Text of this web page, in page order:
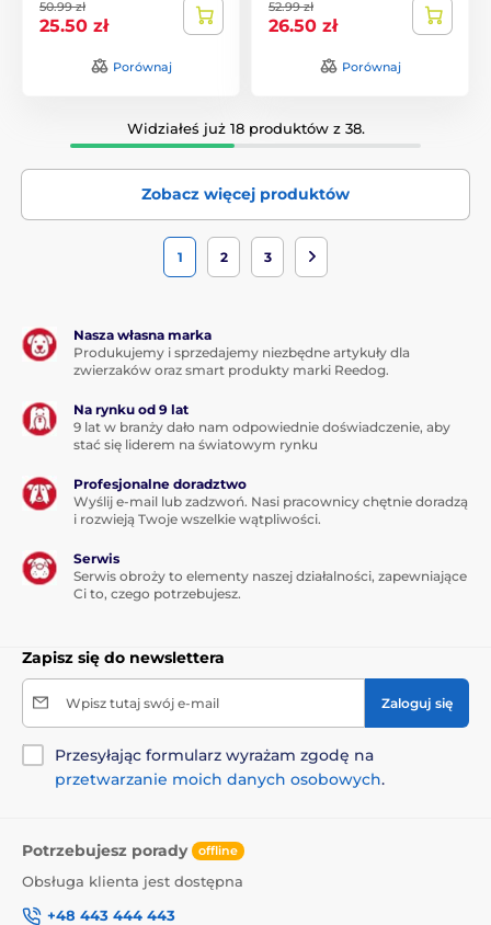
50.99 zł
25.50 zł
Porównaj
52.99 zł
26.50 zł
Porównaj
Widziałeś już 18 produktów z 38.
Zobacz więcej produktów
1 2 3
Nasza własna marka
Produkujemy i sprzedajemy niezbędne artykuły dla
zwierzaków oraz smart produkty marki Reedog.
Na rynku od 9 lat
9 lat w branży dało nam odpowiednie doświadczenie, aby
stać się liderem na światowym rynku
Profesjonalne doradztwo
Wyślij e-mail lub zadzwoń. Nasi pracownicy chętnie doradzą
i rozwieją Twoje wszelkie wątpliwości.
Serwis
Serwis obroży to elementy naszej działalności, zapewniające
Ci to, czego potrzebujesz.
Zapisz się do newslettera
Wpisz tutaj swój e-mail Zaloguj się
Przesyłając formularz wyrażam zgodę na
przetwarzanie moich danych osobowych.
Potrzebujesz porady offline
Obsługa klienta jest dostępna
+48 443 444 443